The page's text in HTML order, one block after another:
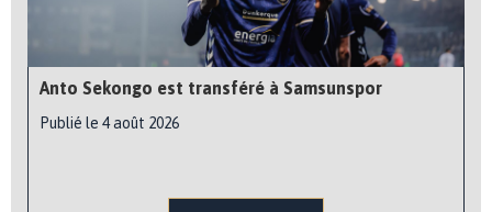
Anto Sekongo est transféré à Samsunspor
Publié le 4 août 2026